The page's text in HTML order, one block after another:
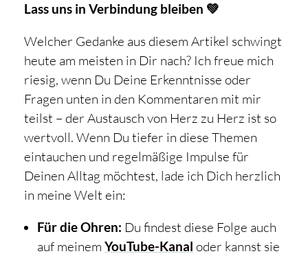
Lass uns in Verbindung bleiben 💚
Welcher Gedanke aus diesem Artikel schwingt
heute am meisten in Dir nach? Ich freue mich
riesig, wenn Du Deine Erkenntnisse oder
Fragen unten in den Kommentaren mit mir
teilst – der Austausch von Herz zu Herz ist so
wertvoll. Wenn Du tiefer in diese Themen
eintauchen und regelmäßige Impulse für
Deinen Alltag möchtest, lade ich Dich herzlich
in meine Welt ein:
Für die Ohren: Du findest diese Folge auch
auf meinem YouTube-Kanal oder kannst sie